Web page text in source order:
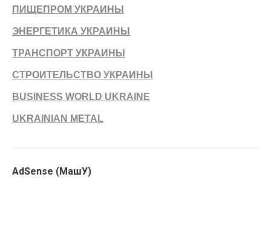
ПИЩЕПРОМ УКРАИНЫ
ЭНЕРГЕТИКА УКРАИНЫ
ТРАНСПОРТ УКРАИНЫ
СТРОИТЕЛЬСТВО УКРАИНЫ
BUSINESS WORLD UKRAINE
UKRAINIAN METAL
AdSense (МашУ)